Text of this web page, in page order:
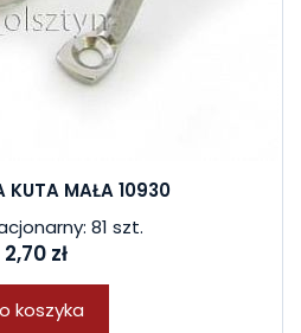
KUTA MAŁA 10930
81 szt.
2,70 zł
koszyka